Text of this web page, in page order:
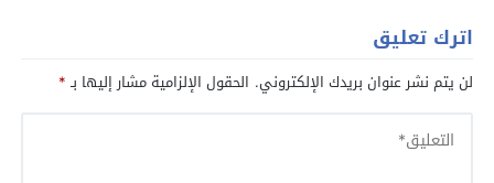
اترك تعليق
لن يتم نشر عنوان بريدك الإلكتروني. الحقول الإلزامية مشار إليها بـ*